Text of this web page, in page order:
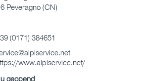
Peveragno (CN)
(0171) 384651
www.alpiservice.net/
geopend